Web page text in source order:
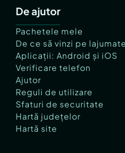
De ajutor
Pachetele mele
De ce să vinzi pe
Aplicații: Android și iOS
Verificare telefon
Ajutor
Reguli de utilizare
Sfaturi de securitate
Hartă județelor
Hartă site